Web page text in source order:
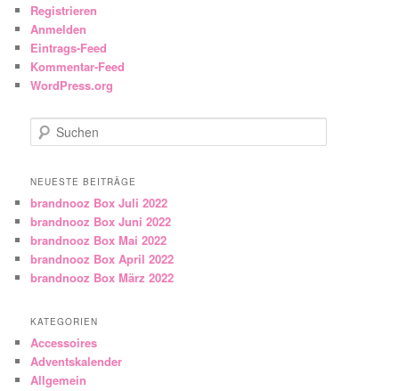
Registrieren
Anmelden
Eintrags-Feed
Kommentar-Feed
WordPress.org
Suchen
NEUESTE BEITRÄGE
brandnooz Box Juli 2022
brandnooz Box Juni 2022
brandnooz Box Mai 2022
brandnooz Box April 2022
brandnooz Box März 2022
KATEGORIEN
Accessoires
Adventskalender
Allgemein